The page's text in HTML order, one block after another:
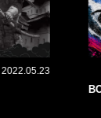
2022.05.23